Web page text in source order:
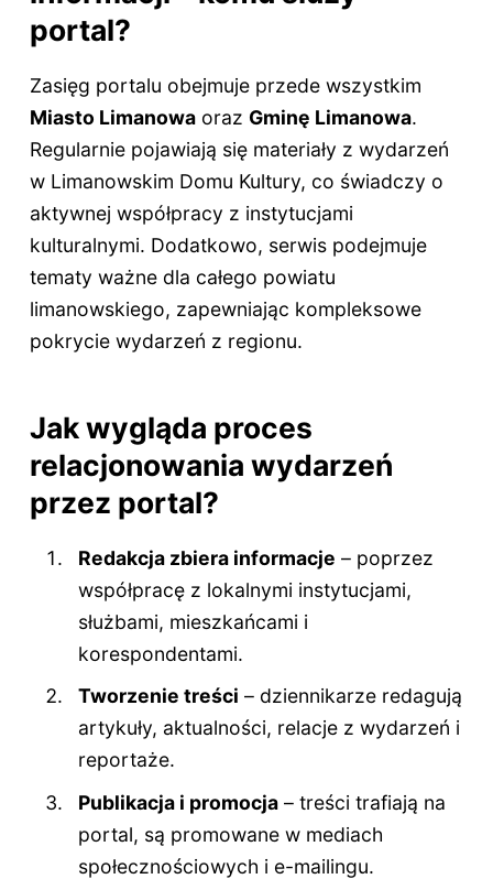
portal?
Zasięg portalu obejmuje przede wszystkim
Miasto Limanowaoraz Gminę Limanowa.
Regularnie pojawiają się materiały z wydarzeń
w Limanowskim Domu Kultury, co świadczy o
aktywnej współpracy z instytucjami
kulturalnymi. Dodatkowo, serwis podejmuje
tematy ważne dla całego powiatu
limanowskiego, zapewniając kompleksowe
pokrycie wydarzeń z regionu.
Jak wygląda proces
relacjonowania wydarzeń
przez portal?
Redakcja zbiera informacje – poprzez
współpracę z lokalnymi instytucjami,
służbami, mieszkańcami i
korespondentami.
Tworzenie treści – dziennikarze redagują
artykuły, aktualności, relacje z wydarzeń i
reportaże.
Publikacja i promocja – treści trafiają na
portal, są promowane w mediach
społecznościowych i e-mailingu.